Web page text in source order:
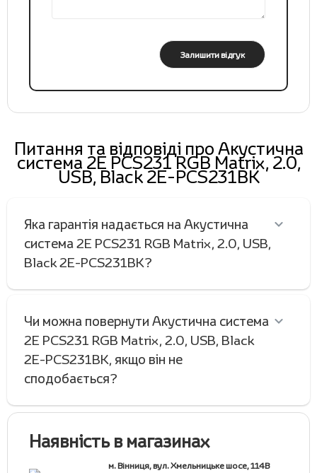
Залишити відгук
Питання та відповіді про Акустична
система 2E PCS231 RGB Matrix, 2.0,
USB, Black 2E-PCS231BK
Яка гарантія надається на Акустична
система 2E PCS231 RGB Matrix, 2.0, USB,
Black 2E-PCS231BK?
Чи можна повернути Акустична система
2E PCS231 RGB Matrix, 2.0, USB, Black
2E-PCS231BK, якщо він не
сподобається?
Наявність в магазинах
м. Вінниця, вул. Хмельницьке шосе, 114В